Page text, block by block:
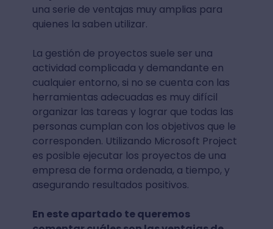
una serie de ventajas muy amplias para
quienes la saben utilizar.
La gestión de proyectos suele ser una
actividad complicada y demandante en
cualquier entorno, si no se cuenta con las
herramientas adecuadas es muy difícil
organizar las tareas y lograr que todas las
personas cumplan con los objetivos que le
corresponden. Utilizando Microsoft Project
es posible ejecutar los proyectos de una
empresa de forma ordenada, a tiempo, y
asegurando resultados positivos.
En este apartado te queremos